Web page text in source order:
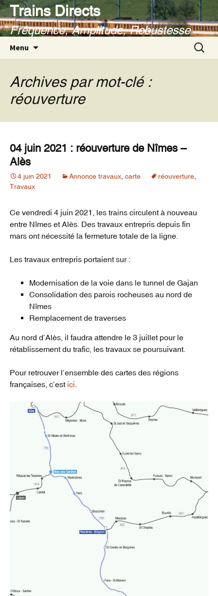
Aller
au
contenu
Trains Directs
Fréquence, Amplitude, Robustesse
Menu
Archives par mot-clé :
réouverture
04 juin 2021 : réouverture de Nîmes –
Alès
4 juin 2021 Annonce travaux carte réouverture
Travaux
Ce vendredi 4 juin 2021, les trains circulent à nouveau
entre Nîmes et Alès. Des travaux entrepris depuis fin
mars ont nécessité la fermeture totale de la ligne.
Les travaux entrepris portaient sur :
Modernisation de la voie dans le tunnel de Gajan
Consolidation des parois rocheuses au nord de
Nîmes
Remplacement de traverses
Au nord d’Alès, il faudra attendre le 3 juillet pour le
rétablissement du trafic, les travaux se poursuivant.
Pour retrouver l’ensemble des cartes des régions
françaises, c’est ici